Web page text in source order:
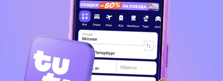
Оникс (Onyx)
Цандрипш, Абхазия
Отдых с детьми
Wi-Fi
Идеально для отдыха парой
Кешбэк до 7%
от 68 ⁠015 ⁠₽